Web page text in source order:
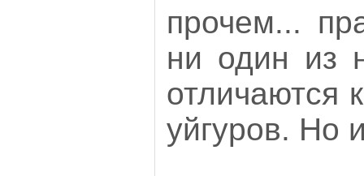
прочем...
ни один из
отличаются
уйгуров. Но